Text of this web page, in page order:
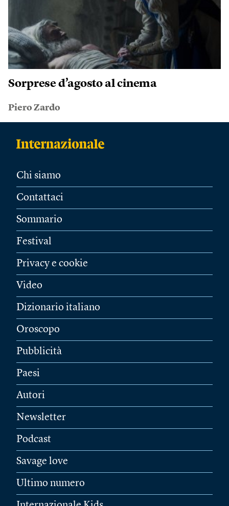
Sorprese d’agosto al cinema
Piero Zardo
Chi siamo
Contattaci
Sommario
Festival
Privacy e cookie
Video
Dizionario italiano
Oroscopo
Pubblicità
Paesi
Autori
Newsletter
Podcast
Savage love
Ultimo numero